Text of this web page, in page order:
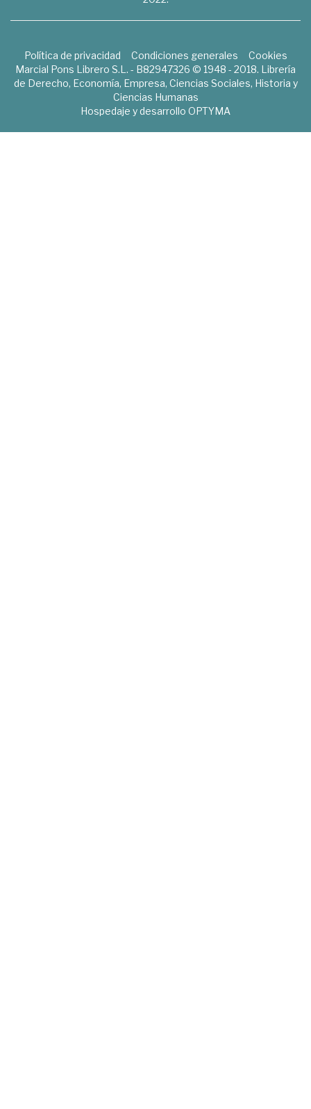
Política de privacidad Condiciones generales
Cookies
Marcial Pons Librero S.L. - B82947326 © 1948 - 2018. Librería
de Derecho, Economía, Empresa, Ciencias Sociales, Historia y
Ciencias Humanas
Hospedaje y desarrollo OPTYMA